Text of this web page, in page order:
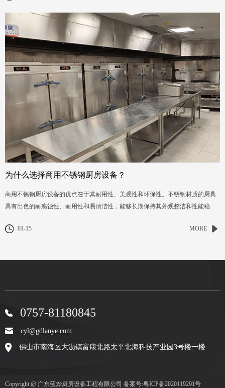
为什么选择商用不锈钢厨房设备？
商用不锈钢厨房设备的优点在于其耐用性、美观性和环保性。不锈钢材质的厨具
具有出色的耐腐蚀性、耐用性和易清洁性，能够长期保持其外观整洁和性能稳
01-15
MORE
0757-81180845
cyl@gdlanye.com
佛山市南海区大沥镇富康北路太平北海科技产业园3号楼一楼
Copyright @ 广东蓝烨厨房设备工程有限公司 备案号:粤ICP备2020119291号